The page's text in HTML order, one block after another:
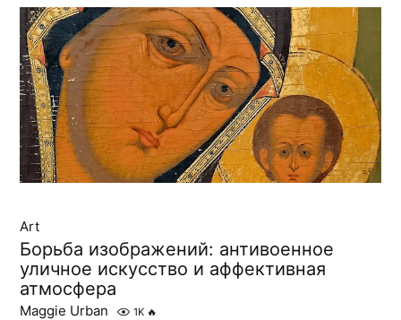
Art
Борьба изображений: антивоенное
уличное искусство и аффективная
атмосфера
Maggie Urban 1K 🔥